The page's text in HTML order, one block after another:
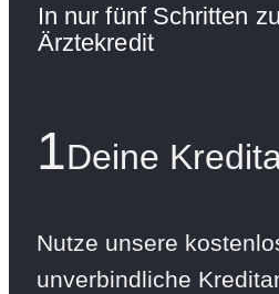
In nur fünf Schritten
Ärztekredit
1Deine
Nutze unsere
unverbindliche